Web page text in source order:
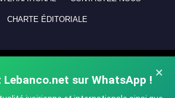
×
Lebanco.net sur WhatsApp !
CHARTE ÉDITORIALE
- All rights reserved.